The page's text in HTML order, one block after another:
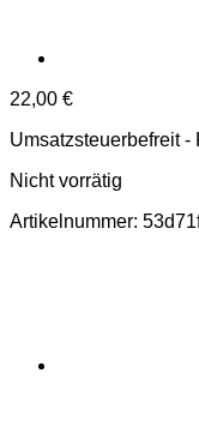
22,00 €
Umsatzsteuerbefreit -
Nicht vorrätig
Artikelnummer: